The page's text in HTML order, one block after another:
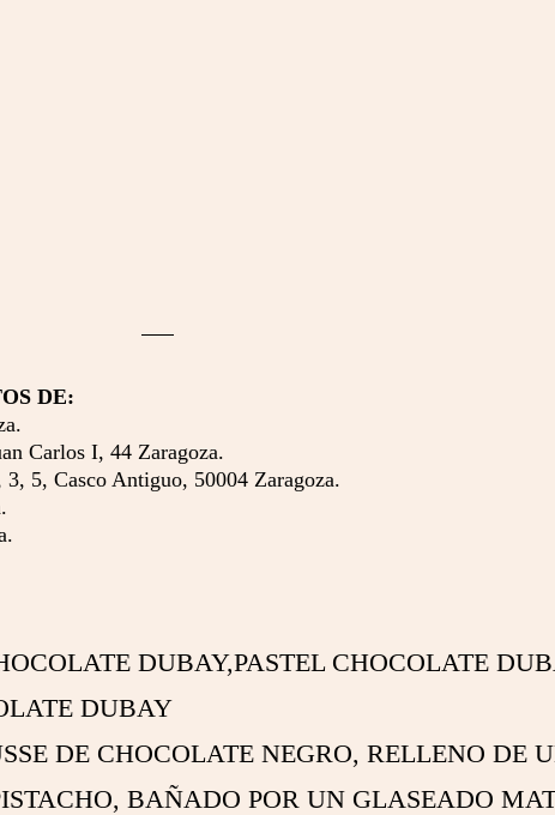
DE:
Carlos I, 44 Zaragoza.
5, Casco Antiguo, 50004 Zaragoza.
DUBAY,PASTEL CHOCOLATE
DUBAY
DE CHOCOLATE NEGRO, RELLENO DE
BAÑADO POR UN GLASEADO